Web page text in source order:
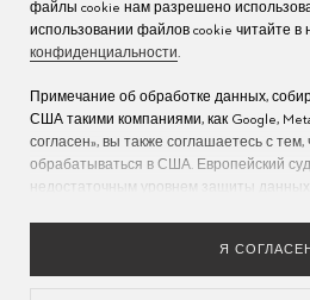
Пресс
файлы cookie нам разрешено
использовании файлов cookie читайте в
конфиденциальности.
Примечание об обработке данных,
США такими компаниями, как Google,
согласен», вы также соглашаетесь с
обрабатываться в США. Европейский
недостаточным уровнем защиты данных
только основные файлы cookie, чтобы
описанной выше передачи данных.
Я СОГЛАСЕН